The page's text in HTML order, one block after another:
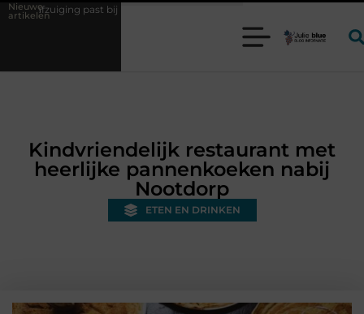
Nieuwe
artikelen
bij uw productieproces?
Kindvriendelijk restaurant met
heerlijke pannenkoeken nabij
Nootdorp
ETEN EN DRINKEN